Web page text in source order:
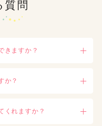
質問
きますか？
か？
くれますか？